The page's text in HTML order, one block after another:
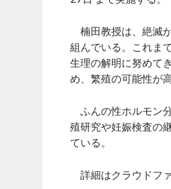
楠田教授は、絶滅
組んでいる。これま
生理の解明に努めて
め、繁殖の可能性が
ふんの性ホルモン
殖研究や妊娠検査の
ている。
詳細はクラウドフ